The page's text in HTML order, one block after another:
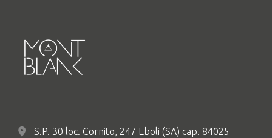
S.P. 30 loc. Cornito, 247 Eboli (SA) cap. 84025